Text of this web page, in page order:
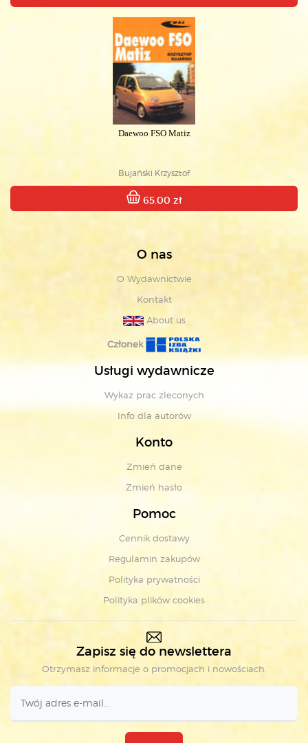
Daewoo FSO Matiz
Bujański Krzysztof
65.00 zł
O nas
O Wydawnictwie
Kontakt
About us
Członek
Usługi wydawnicze
Wykaz prac zleconych
Info dla autorów
Konto
Zmień dane
Zmień hasło
Pomoc
Cennik dostawy
Regulamin zakupów
Polityka prywatności
Polityka plików cookies
Zapisz się do newslettera
Otrzymasz informacje o promocjach i nowościach.